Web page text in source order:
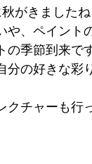
がきました
、ペイント
季節到来で
の好きな彩
チャーも行